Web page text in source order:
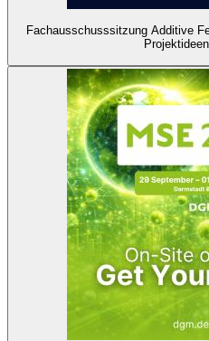
Fachausschusssitzung Additive